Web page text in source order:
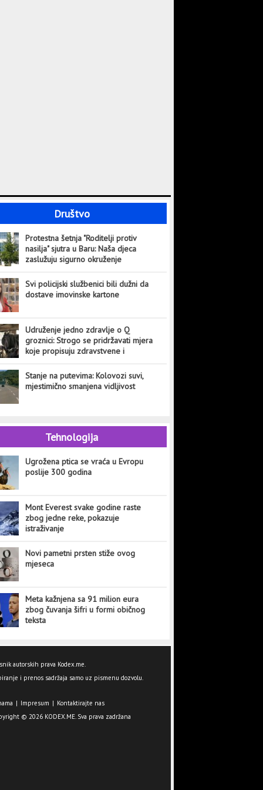
Društvo
Protestna šetnja "Roditelji protiv
nasilja" sjutra u Baru: Naša djeca
zaslužuju sigurno okruženje
Svi policijski službenici bili dužni da
dostave imovinske kartone
Udruženje jedno zdravlje o Q
groznici: Strogo se pridržavati mjera
koje propisuju zdravstvene i
Stanje na putevima: Kolovozi suvi,
mjestimično smanjena vidljivost
Tehnologija
Ugrožena ptica se vraća u Evropu
poslije 300 godina
Mont Everest svake godine raste
zbog jedne reke, pokazuje
istraživanje
Novi pametni prsten stiže ovog
mjeseca
Meta kažnjena sa 91 milion eura
zbog čuvanja šifri u formi običnog
teksta
autorskih prava Kodex.me.
i prenos sadržaja samo uz pismenu dozvolu.
| Impresum | Kontaktirajte nas
© 2026 KODEX.ME. Sva prava zadržana